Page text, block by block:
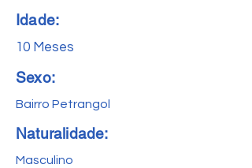
Idade:
10 Meses
Sexo:
Bairro Petrangol
Naturalidade:
Masculino